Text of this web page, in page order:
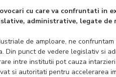
cu care va confruntati in
administrative, legate de
de amploare, ne
Din punct de vedere legislativ si
intre institutii pot cauza
si autoritati pentru accelerarea